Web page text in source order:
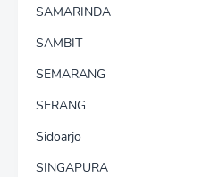
SAMARINDA
SAMBIT
SEMARANG
SERANG
Sidoarjo
SINGAPURA